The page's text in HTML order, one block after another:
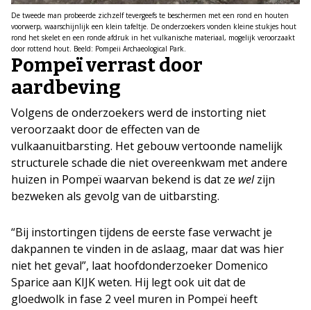
De tweede man probeerde zichzelf tevergeefs te beschermen met een rond en houten
voorwerp, waarschijnlijk een klein tafeltje. De onderzoekers vonden kleine stukjes hout
rond het skelet en een ronde afdruk in het vulkanische materiaal, mogelijk veroorzaakt
door rottend hout. Beeld: Pompeii Archaeological Park.
Pompeï verrast door
aardbeving
Volgens de onderzoekers werd de instorting niet
veroorzaakt door de effecten van de
vulkaanuitbarsting. Het gebouw vertoonde namelijk
structurele schade die niet overeenkwam met andere
huizen in Pompeï waarvan bekend is dat ze welzijn
bezweken als gevolg van de uitbarsting.
“Bij instortingen tijdens de eerste fase verwacht je
dakpannen te vinden in de aslaag, maar dat was hier
niet het geval”, laat hoofdonderzoeker Domenico
Sparice aan KIJK weten. Hij legt ook uit dat de
gloedwolk in fase 2 veel muren in Pompeï heeft